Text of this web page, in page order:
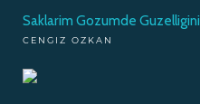
Saklarim Gozumde Guzelligini
CENGIZ OZKAN